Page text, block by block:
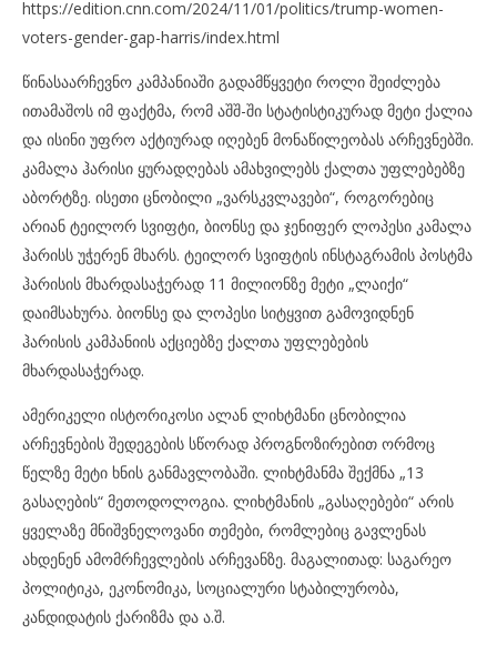
https://edition.cnn.com/2024/11/01/politics/trump-women-
voters-gender-gap-harris/index.html
წინასაარჩევნო კამპანიაში გადამწყვეტი როლი შეიძლება
ითამაშოს იმ ფაქტმა, რომ აშშ-ში სტატისტიკურად მეტი ქალია
და ისინი უფრო აქტიურად იღებენ მონაწილეობას არჩევნებში.
კამალა ჰარისი ყურადღებას ამახვილებს ქალთა უფლებებზე
აბორტზე. ისეთი ცნობილი „ვარსკვლავები“, როგორებიც
არიან ტეილორ სვიფტი, ბიონსე და ჯენიფერ ლოპესი კამალა
ჰარისს უჭერენ მხარს. ტეილორ სვიფტის ინსტაგრამის პოსტმა
ჰარისის მხარდასაჭერად 11 მილიონზე მეტი „ლაიქი“
დაიმსახურა. ბიონსე და ლოპესი სიტყვით გამოვიდნენ
ჰარისის კამპანიის აქციებზე ქალთა უფლებების
მხარდასაჭერად.
ამერიკელი ისტორიკოსი ალან ლიხტმანი ცნობილია
არჩევნების შედეგების სწორად პროგნოზირებით ორმოც
წელზე მეტი ხნის განმავლობაში. ლიხტმანმა შექმნა „13
გასაღების“ მეთოდოლოგია. ლიხტმანის „გასაღებები“ არის
ყველაზე მნიშვნელოვანი თემები, რომლებიც გავლენას
ახდენენ ამომრჩევლების არჩევანზე. მაგალითად: საგარეო
პოლიტიკა, ეკონომიკა, სოციალური სტაბილურობა,
კანდიდატის ქარიზმა და ა.შ.